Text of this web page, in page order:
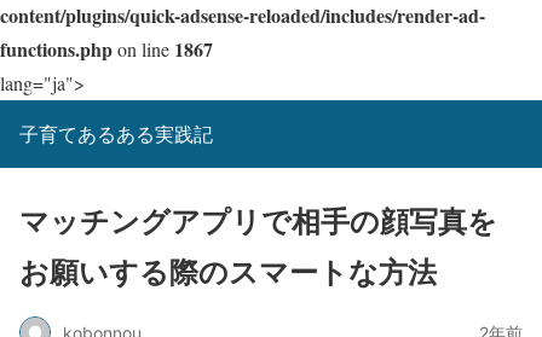
content/plugins/quick-adsense-reloaded/includes/render-ad-
functions.phpon line 1867
lang="ja">
子育てあるある実践記
マッチングアプリで相手の顔写真を
お願いする際のスマートな方法
kobonnou 2年前